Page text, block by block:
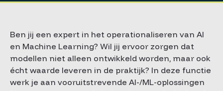
Ben jij een expert in het operationaliseren van AI
en Machine Learning? Wil jij ervoor zorgen dat
modellen niet alleen ontwikkeld worden, maar ook
écht waarde leveren in de praktijk? In deze functie
werk je aan vooruitstrevende AI-/ML-oplossingen